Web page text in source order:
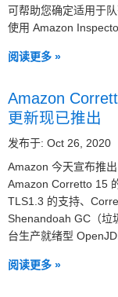
可帮助您确定适用于
使用 Amazon
阅读更多 »
Amazon
更新现已推出
发布于: Oct 26, 2020
Amazon 今天宣布推
Amazon Corretto 15
TLS1.3 的支持、
Shenandoah GC（垃
台生产就绪型
阅读更多 »